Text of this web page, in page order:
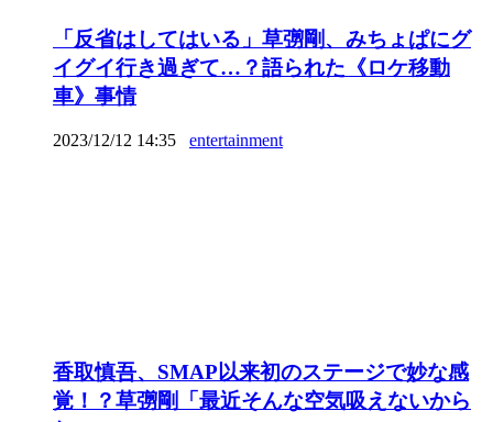
「反省はしてはいる」草彅剛、みちょぱにグ
イグイ行き過ぎて…？語られた《ロケ移動
車》事情
2023/12/12 14:35 entertainment
香取慎吾、SMAP以来初のステージで妙な感
覚！？草彅剛「最近そんな空気吸えないから